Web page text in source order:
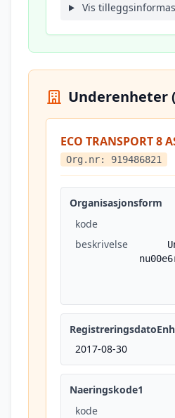
Vis
Underenheter
ECO TRANSPORT 8
Org.nr: 919486821
Organisasjonsform
kode
beskrivelse
2017-08-30
Naeringskode1
kode